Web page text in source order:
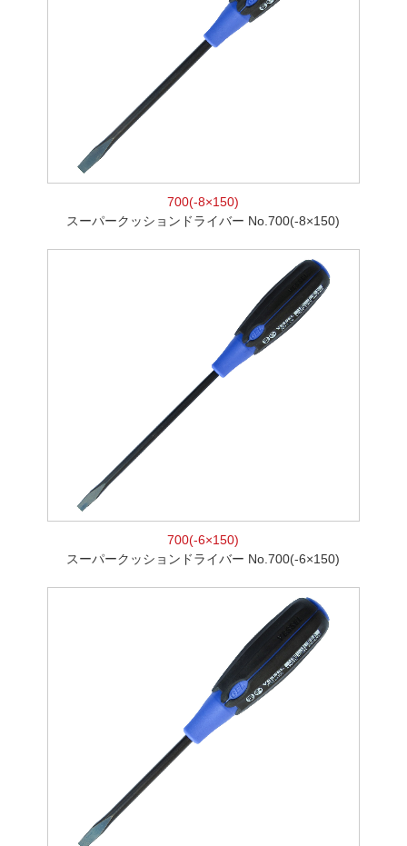
700(-8×150)
スーパークッションドライバー No.700(-8×150)
700(-6×150)
スーパークッションドライバー No.700(-6×150)